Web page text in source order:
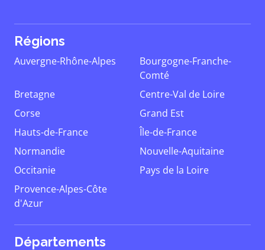
Régions
Auvergne-Rhône-Alpes
Bourgogne-Franche-
Comté
Bretagne
Centre-Val de Loire
Corse
Grand Est
Hauts-de-France
Île-de-France
Normandie
Nouvelle-Aquitaine
Occitanie
Pays de la Loire
Provence-Alpes-Côte
d'Azur
Départements